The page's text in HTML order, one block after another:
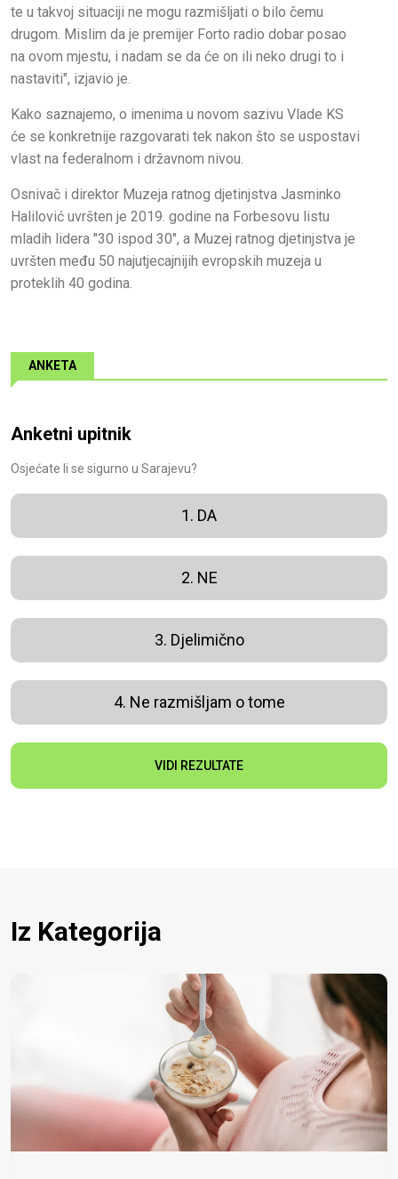
te u takvoj situaciji ne mogu razmišljati o bilo čemu
drugom. Mislim da je premijer Forto radio dobar posao
na ovom mjestu, i nadam se da će on ili neko drugi to i
nastaviti", izjavio je.
Kako saznajemo, o imenima u novom sazivu Vlade KS
će se konkretnije razgovarati tek nakon što se uspostavi
vlast na federalnom i državnom nivou.
Osnivač i direktor Muzeja ratnog djetinjstva Jasminko
Halilović uvršten je 2019. godine na Forbesovu listu
mladih lidera "30 ispod 30", a Muzej ratnog djetinjstva je
uvršten među 50 najutjecajnijih evropskih muzeja u
proteklih 40 godina.
ANKETA
Anketni upitnik
Osjećate li se sigurno u Sarajevu?
1. DA
2. NE
3. Djelimično
4. Ne razmišljam o tome
VIDI REZULTATE
Iz Kategorija